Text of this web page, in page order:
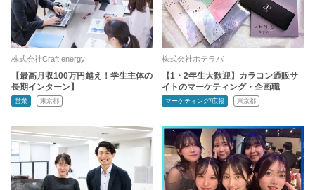
株式会社Craft energy
【最高月収100万円越え！学生主体の
長期インターン】
営業 東京都
株式会社ホテラバ
【1・2年生大歓迎】カラコン通販サ
イトのマーケティング・企画職
マーケティング/広報 東京都